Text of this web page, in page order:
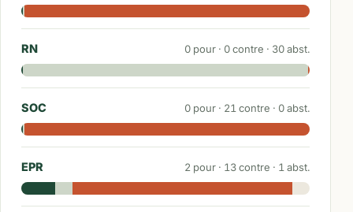
RN 0 pour · 0contre · 30abst.
SOC 0 pour · 21 contre · 0abst.
EPR 2 pour · 13contre · 1 abst.